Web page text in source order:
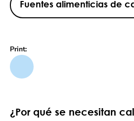
Fuentes alimenticias de
Print:
¿Por qué se necesitan